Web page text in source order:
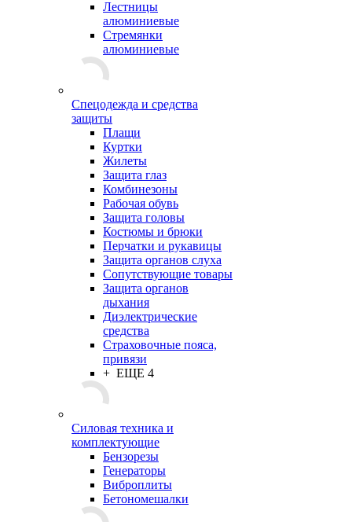
Лестницы
алюминиевые
Стремянки
алюминиевые
Спецодежда и средства
защиты
Плащи
Куртки
Жилеты
Защита глаз
Комбинезоны
Рабочая обувь
Защита головы
Костюмы и брюки
Перчатки и рукавицы
Защита органов слуха
Сопутствующие товары
Защита органов
дыхания
Диэлектрические
средства
Страховочные пояса,
привязи
+ ЕЩЕ 4
Силовая техника и
комплектующие
Бензорезы
Генераторы
Виброплиты
Бетономешалки